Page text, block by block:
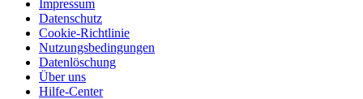
Impressum
Datenschutz
Cookie-Richtlinie
Nutzungsbedingungen
Datenlöschung
Über uns
Hilfe-Center